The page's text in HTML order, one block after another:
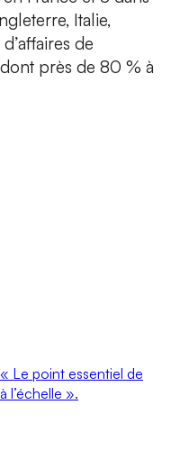
Italie,
de
près de 80 % à
Le point essentiel de
l’échelle ».